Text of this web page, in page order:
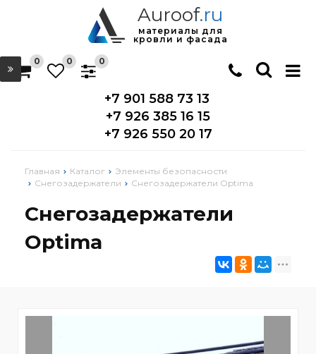
Auroof.ru
материалы для
кровли и фасада
+7 901 588 73 13
+7 926 385 16 15
+7 926 550 20 17
0 0 0
Главная Каталог
Элементы безопасности
Снегозадержатели
Снегозадержатели Optima
Снегозадержатели
Optima